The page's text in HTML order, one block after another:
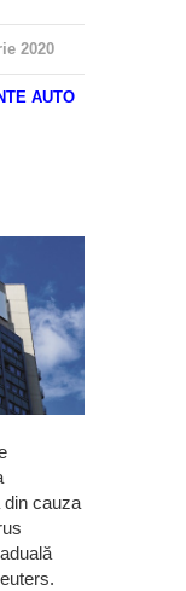
2020
AUTO
din cauza